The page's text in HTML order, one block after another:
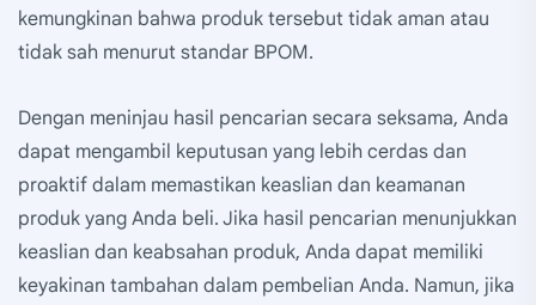
kemungkinan bahwa produk tersebut tidak aman atau
tidak sah menurut standar BPOM.
Dengan meninjau hasil pencarian secara seksama, Anda
dapat mengambil keputusan yang lebih cerdas dan
proaktif dalam memastikan keaslian dan keamanan
produk yang Anda beli. Jika hasil pencarian menunjukkan
keaslian dan keabsahan produk, Anda dapat memiliki
keyakinan tambahan dalam pembelian Anda. Namun, jika